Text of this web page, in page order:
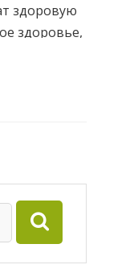
здоровую
здоровье,